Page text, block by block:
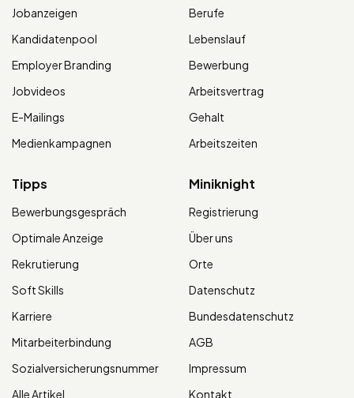
Jobanzeigen
Kandidatenpool
Employer Branding
Jobvideos
E-Mailings
Medienkampagnen
Berufe
Lebenslauf
Bewerbung
Arbeitsvertrag
Gehalt
Arbeitszeiten
Tipps
Bewerbungsgespräch
Optimale Anzeige
Rekrutierung
Soft Skills
Karriere
Mitarbeiterbindung
Sozialversicherungsnummer
Alle Artikel
Miniknight
Registrierung
Über uns
Orte
Datenschutz
Bundesdatenschutz
AGB
Impressum
Kontakt